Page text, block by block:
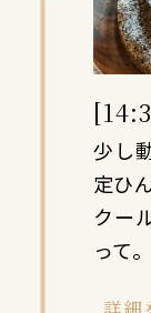
少し
定ひ
クー
って。